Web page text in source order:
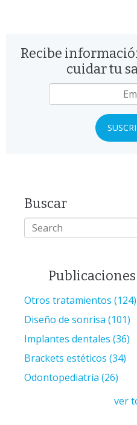
Recibe
cuidar tu
Buscar
Otros tratamientos (124)
Diseño de sonrisa (101)
Implantes dentales (36)
Brackets estéticos (34)
Odontopediatría (26)
ver